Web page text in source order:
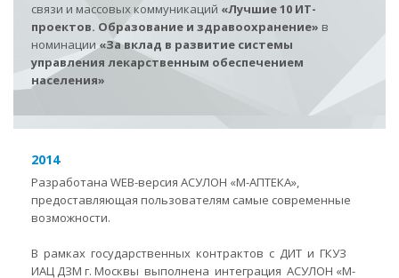
связи и массовых коммуникаций «Лучшие 10 ИТ-
проектов. Образование и здравоохранение» в
номинации«За вклад в развитие системы
управления лекарственным обеспечением
населения»
2014
Разработана WEB-версия АСУЛОН «М-АПТЕКА»,
предоставляющая пользователям самые современные
возможности.
В рамках государственных контрактов с ДИТ и ГКУЗ
ИАЦ ДЗМ г. Москвы выполнена интеграция АСУЛОН «М-